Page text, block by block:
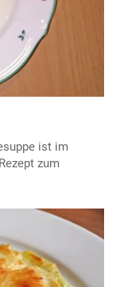
ist im
zum